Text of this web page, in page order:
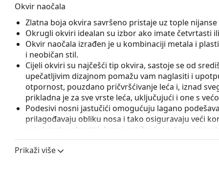
Okvir naočala
Zlatna boja okvira savršeno pristaje uz tople
Okrugli okviri idealan su izbor ako imate četvrtasti
Okvir naočala izrađen je u kombinaciji metala i
i neobičan stil.
Cijeli okviri su najčešći tip okvira, sastoje se od
upečatljivim dizajnom pomažu vam naglasiti i
otpornost, pouzdano pričvršćivanje leća i, iznad
prikladna je za sve vrste leća, uključujući i one s
Podesivi nosni jastučići omogućuju lagano
prilagođavaju obliku nosa i tako osiguravaju veći
uvijek treba obaviti iskusni optičar kako bi se
Flexi šarka sa ugrađenom oprugom omogućava
stavljanje naočala. Okvir je zahvaljujući tome
Prikaži više